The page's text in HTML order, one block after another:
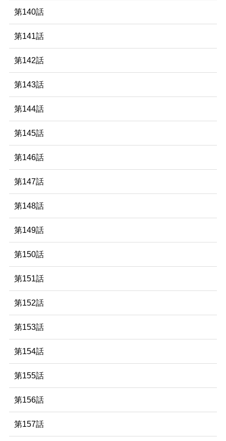
第140話
第141話
第142話
第143話
第144話
第145話
第146話
第147話
第148話
第149話
第150話
第151話
第152話
第153話
第154話
第155話
第156話
第157話